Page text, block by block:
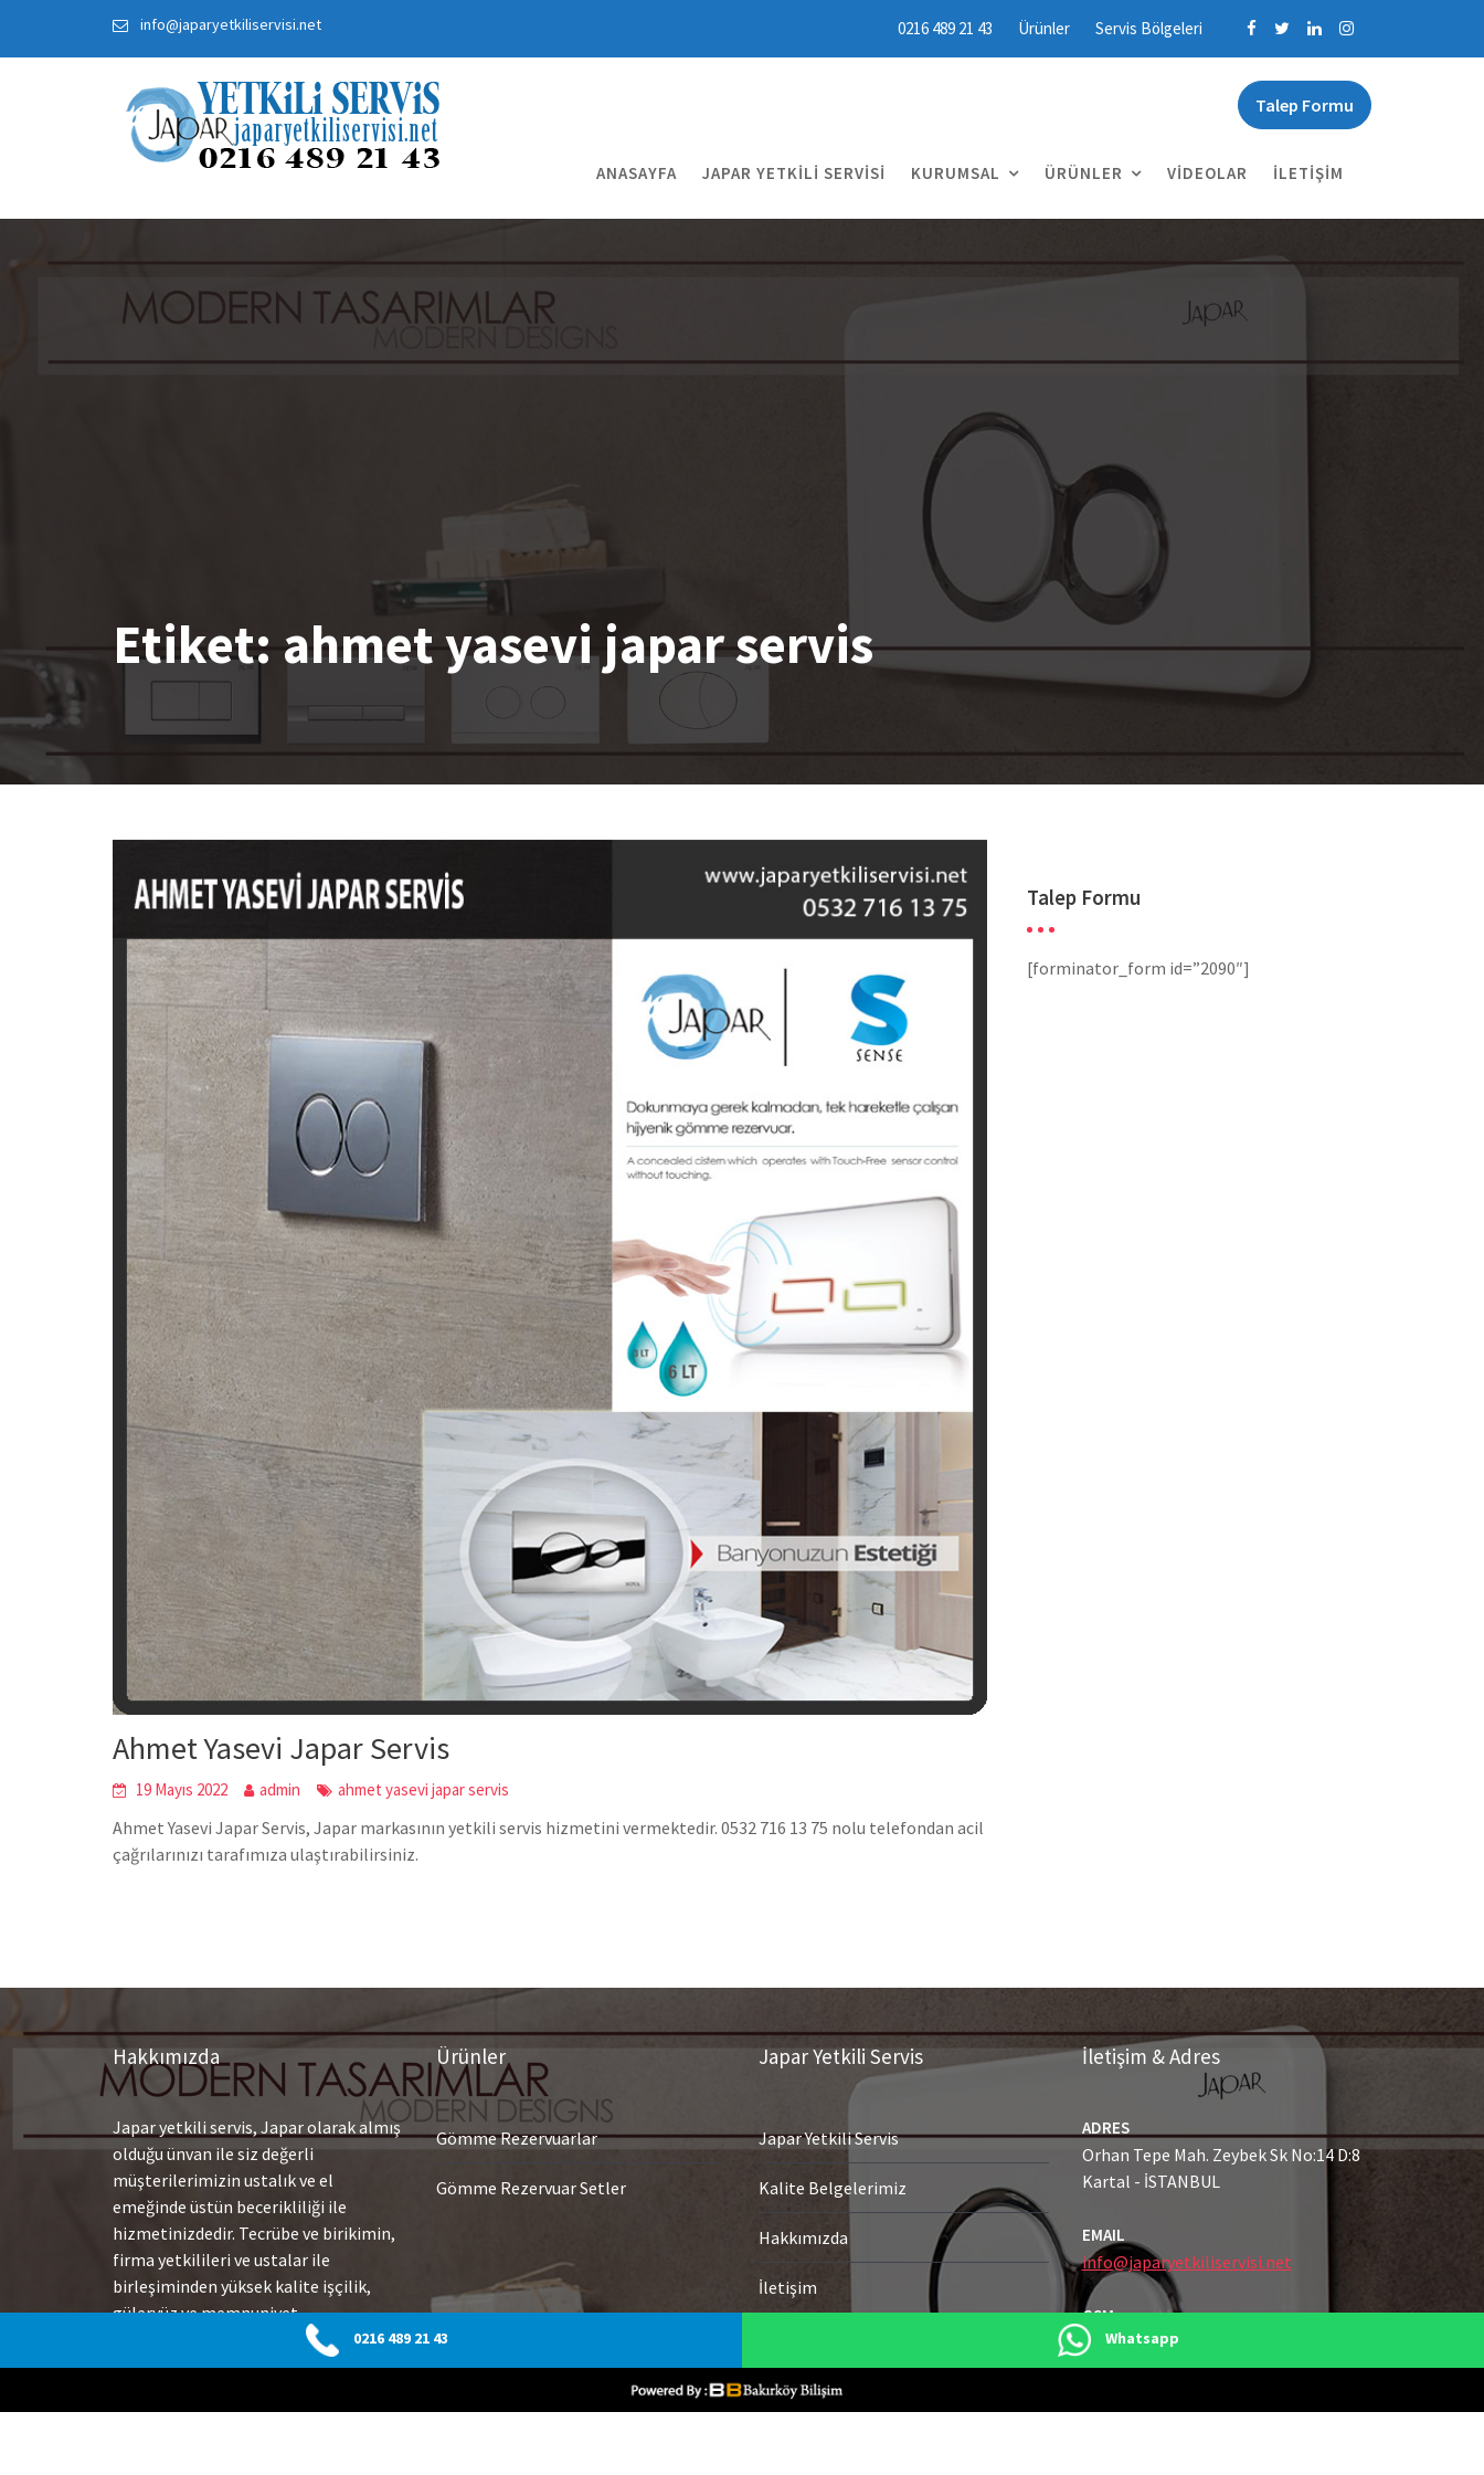
info@japaryetkiliservisi.net 0216 489 21 43 Ürünler Servis Bölgeleri
Talep Formu
ANASAYFA JAPAR YETKILI SERVISI KURUMSAL ÜRÜNLER VIDEOLAR İLETIŞIM
Etiket: ahmet yasevi japar servis
Ahmet Yasevi Japar Servis
19 Mayıs 2022 admin ahmet yasevi japar servis
Ahmet Yasevi Japar Servis, Japar markasının yetkili servis hizmetini vermektedir. 0532 716 13 75 nolu telefondan acil
çağrılarınızı tarafımıza ulaştırabilirsiniz.
Talep Formu
[forminator_form id=”2090″]
Hakkımızda
Japar yetkili servis, Japar olarak almış
olduğu ünvan ile siz değerli
müşterilerimizin ustalık ve el
emeğinde üstün becerikliliği ile
hizmetinizdedir. Tecrübe ve birikimin,
firma yetkilileri ve ustalar ile
birleşiminden yüksek kalite işçilik,
güleryüz ve memnuniyet
getirmektedir. Yüksek teknoloji
ekipmanlarımız ile arızaları hızlı
sonuç alarak değişim veya tamiratlar
Ürünler
Gömme Rezervuarlar
Gömme Rezervuar Setler
Japar Yetkili Servis
Japar Yetkili Servis
Kalite Belgelerimiz
Hakkımızda
İletişim
İletişim & Adres
ADRES
Orhan Tepe Mah. Zeybek Sk No:14 D:8
Kartal - İSTANBUL
EMAIL
info@japaryetkiliservisi.net
GSM
0216 489 21 43
0216 489 21 43 Whatsapp